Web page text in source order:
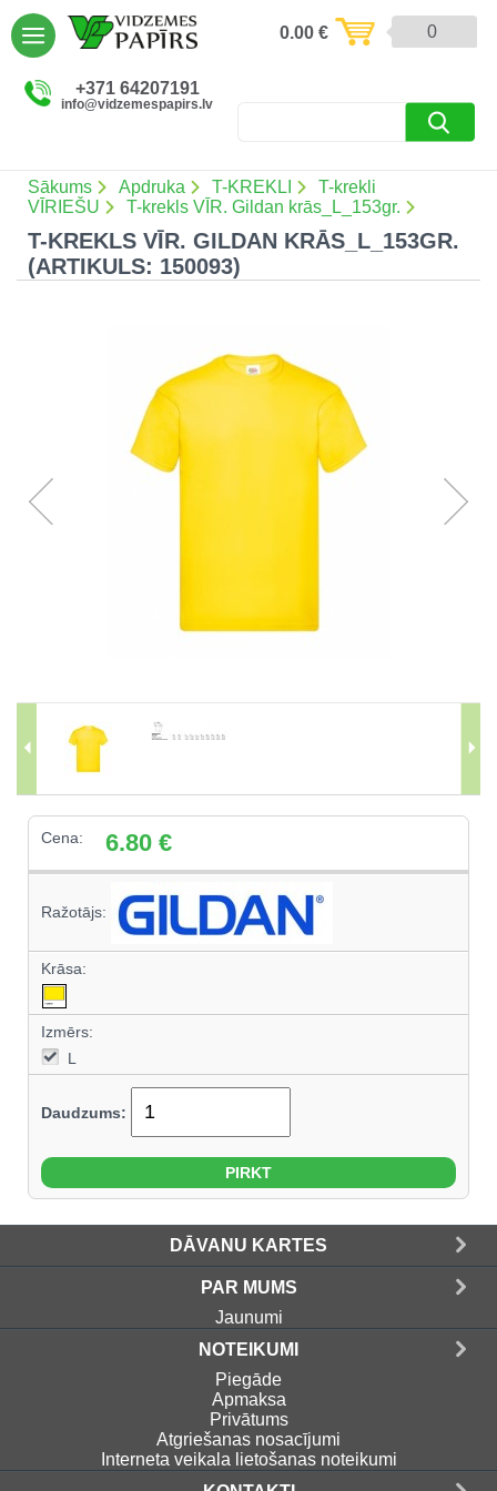
+371 64207191
info@vidzemespapirs.lv
0
0.00€
Sākums Apdruka T-KREKLI
T-krekli
VĪRIEŠU
T-krekls VĪR. Gildan krās_L_153gr.
T-KREKLS VĪR. GILDAN KRĀS_L_153GR.
(ARTIKULS: 150093)
Cena: 6.80 €
Ražotājs:
Krāsa:
Izmērs:
L
Daudzums:
DĀVANU KARTES
PAR MUMS
Jaunumi
NOTEIKUMI
Piegāde
Apmaksa
Privātums
Atgriešanas nosacījumi
Interneta veikala lietošanas noteikumi
AIZVĒRT
Atlaides (12)
Ielogoties